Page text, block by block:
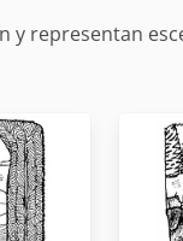
representan